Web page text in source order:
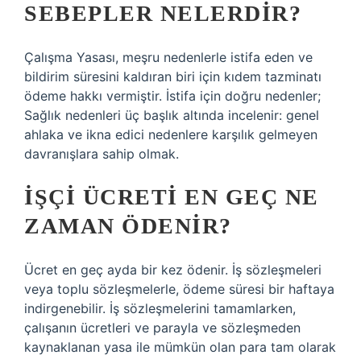
SEBEPLER NELERDIR?
Çalışma Yasası, meşru nedenlerle istifa eden ve
bildirim süresini kaldıran biri için kıdem tazminatı
ödeme hakkı vermiştir. İstifa için doğru nedenler;
Sağlık nedenleri üç başlık altında incelenir: genel
ahlaka ve ikna edici nedenlere karşılık gelmeyen
davranışlara sahip olmak.
İŞÇI ÜCRETI EN GEÇ NE
ZAMAN ÖDENIR?
Ücret en geç ayda bir kez ödenir. İş sözleşmeleri
veya toplu sözleşmelerle, ödeme süresi bir haftaya
indirgenebilir. İş sözleşmelerini tamamlarken,
çalışanın ücretleri ve parayla ve sözleşmeden
kaynaklanan yasa ile mümkün olan para tam olarak